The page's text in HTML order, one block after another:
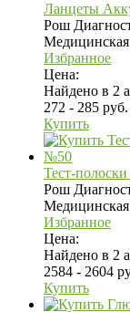
Ланцеты
Рош
Медицинская
Избранное
Цена:
Найдено в 2
272 - 285 руб.
Купить
Тест-
Рош
Медицинская
Избранное
Цена:
Найдено в 2
2584 - 2604
Купить